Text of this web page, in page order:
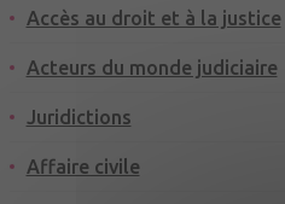
Accès au droit et à la justice
Acteurs du monde judiciaire
Juridictions
Affaire civile